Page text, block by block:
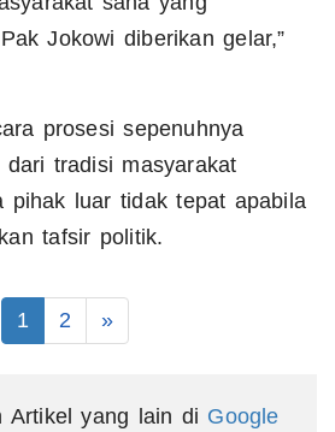
Jokowi diberikan gelar,”
prosesi sepenuhnya
tradisi masyarakat
pihak luar tidak tepat apabila
tafsir politik.
1 2 »
Artikel yang lain di Google